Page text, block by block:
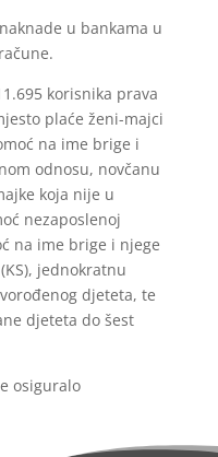
u bankama u
korisnika prava
plaće ženi-majci
na ime brige i
odnosu, novčanu
koja nije u
nezaposlenoj
na ime brige i njege
jednokratnu
djeteta, te
djeteta do šest
osiguralo